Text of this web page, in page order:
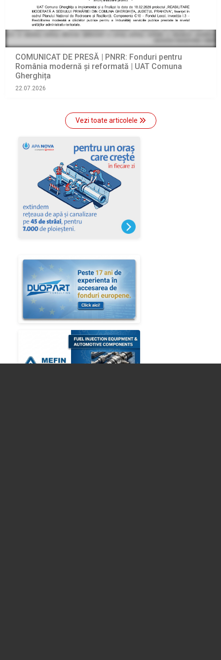
COMUNICAT DE PRESĂ | PNRR: Fonduri pentru
România modernă și reformată | UAT Comuna
Gherghița
22.07.2026
Vezi toate articolele